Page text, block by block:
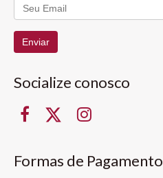
Enviar
Socialize conosco
Formas de Pagamento